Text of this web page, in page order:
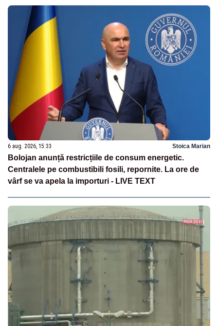
6 aug. 2026, 15:33 Stoica Marian
Bolojan anunță restricțiile de consum energetic.
Centralele pe combustibili fosili, repornite. La ore de
vârf se va apela la importuri - LIVE TEXT